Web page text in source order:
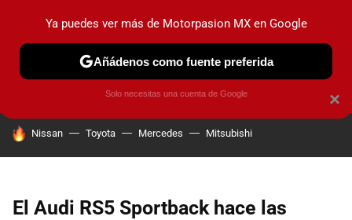
PRUEBAS INDUSTRIA HOY NO CIRCULA
HOY SE HABLA DE
Nissan Toyota Mercedes Mitsubishi
El Audi RS5 Sportback hace las
×
Ya puedes ver más de Motorpasion MX en Google
Añádenos como fuente preferida
Solo necesitas una cuenta de Google